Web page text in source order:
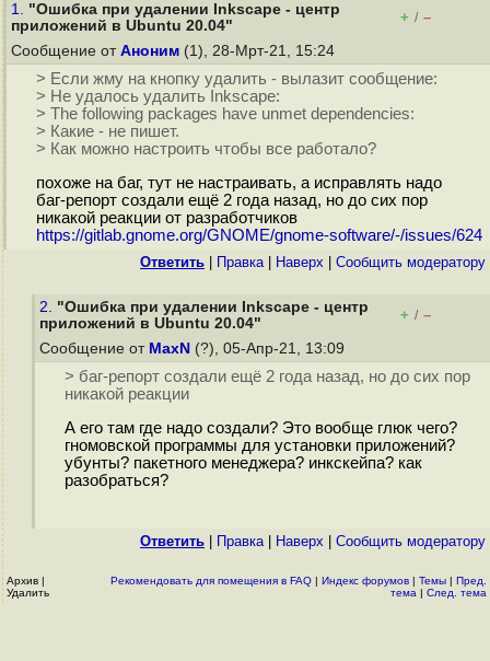
1. "Ошибка при удалении Inkscape - центр
приложений в Ubuntu 20.04"
+ / –
Сообщение от Аноним (1), 28-Мрт-21, 15:24
> Если жму на кнопку удалить - вылазит сообщение:
> Не удалось удалить Inkscape:
> The following packages have unmet dependencies:
> Какие - не пишет.
> Как можно настроить чтобы все работало?
похоже на баг, тут не настраивать, а исправлять надо
баг-репорт создали ещё 2 года назад, но до сих пор
никакой реакции от разработчиков
https://gitlab.gnome.org/GNOME/gnome-software/-/issues/624
Ответить Правка| Наверх Cообщить модератору
2. "Ошибка при удалении Inkscape - центр
приложений в Ubuntu 20.04"
+ / –
Сообщение от MaxN (?), 05-Апр-21, 13:09
> баг-репорт создали ещё 2 года назад, но до сих пор
никакой реакции
А его там где надо создали? Это вообще глюк чего?
гномовской программы для установки приложений?
убунты? пакетного менеджера? инкскейпа? как
разобраться?
Ответить Правка| Наверх Cообщить модератору
Архив |
Удалить
Рекомендовать для помещения в FAQ | Индекс форумов | Темы | Пред.
тема | След. тема